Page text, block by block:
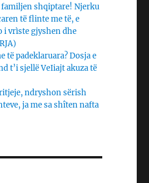
familjen shqiptare! Njerku
të flinte me të, e
i vrìste gjyshen dhe
të padeklaruara? Dosja e
t’i sjellë VeIiajt akuza të
ndryshon sërish
ja me sa shîten nafta